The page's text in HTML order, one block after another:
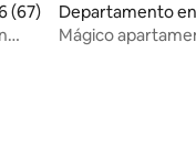
promedio: 4.96 de
(67)
Departamento
el Cabo
Mágico